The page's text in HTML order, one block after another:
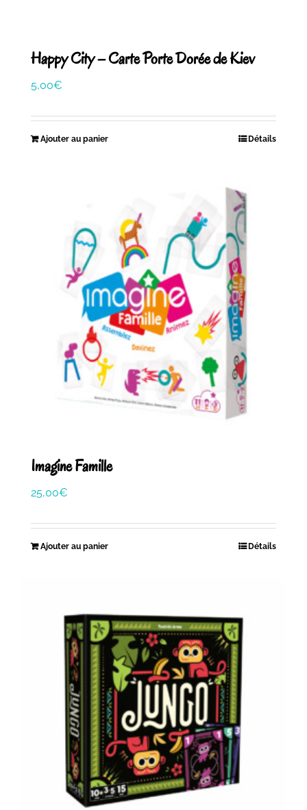
Happy City – Carte Porte Dorée de Kiev
5,00€
Ajouter au panier Détails
Imagine Famille
25,00€
Ajouter au panier Détails